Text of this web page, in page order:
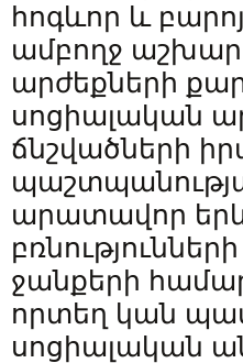
հոգևոր և
ամբողջ
արժեքների
սոցիալական
ճնշվածների
արատավոր
ջանքերի
որտեղ կան
սոցիալական